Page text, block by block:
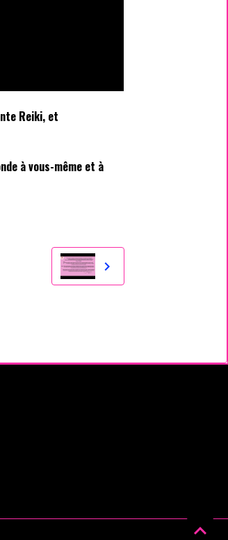
Reiki, et
à vous-même et à